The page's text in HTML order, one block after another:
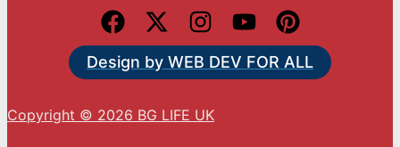
Design by WEB DEV FOR ALL
Copyright © 2026 BG LIFE UK